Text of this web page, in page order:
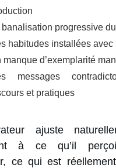
banalisation progressive
habitudes installées avec
manque d’exemplarité
messages
et pratiques
ajuste
à ce qu’il
ce qui est